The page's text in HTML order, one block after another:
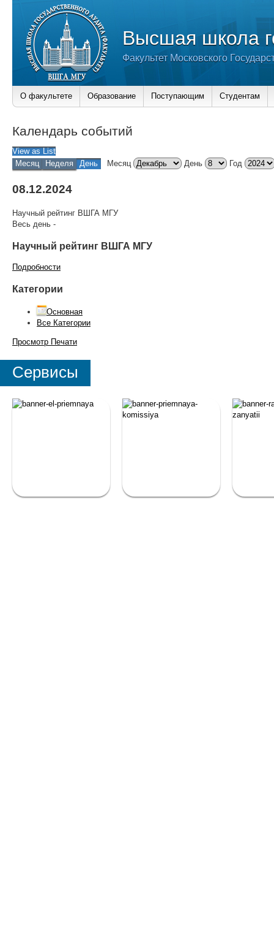
Высшая школа
Факультет Московского
О факультете Образование Поступающим Студентам
Календарь событий
View asList
Месяц
Неделя День Месяц День Год
08.12.2024
Научный рейтинг ВШГА МГУ
Весь день -
Научный рейтинг ВШГА МГУ
Подробности
Категории
Основная
Все Категории
Просмотр Печати
Сервисы